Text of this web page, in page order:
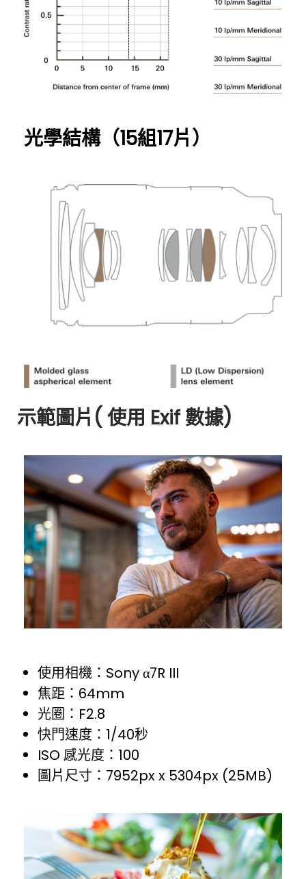
光學結構（15組17片）
​示範圖片( 使用 Exif 數據)
使用相機：Sony α7R III
焦距：64mm
光圈：F2.8
快門速度：1/40秒
ISO 感光度：100
圖片尺寸：7952px x 5304px (25MB)